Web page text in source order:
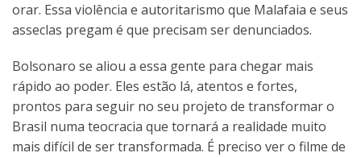
orar. Essa violência e autoritarismo que Malafaia e seus
asseclas pregam é que precisam ser denunciados.
Bolsonaro se aliou a essa gente para chegar mais
rápido ao poder. Eles estão lá, atentos e fortes,
prontos para seguir no seu projeto de transformar o
Brasil numa teocracia que tornará a realidade muito
mais difícil de ser transformada. É preciso ver o filme de